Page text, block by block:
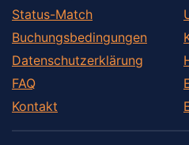
Status-Match
Buchungsbedingungen
Datenschutzerklärung
FAQ
Kontakt